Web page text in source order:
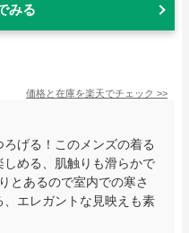
みる
価格と在庫を楽天でチェック >>
げる！このメンズの着る
める、肌触りも滑らかで
とあるので室内での寒さ
エレガントな見映えも素